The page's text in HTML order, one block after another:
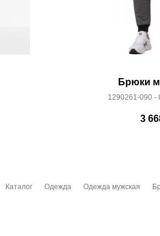
Брюки
1290261-090 -
3
Каталог Одежда Одежда мужская